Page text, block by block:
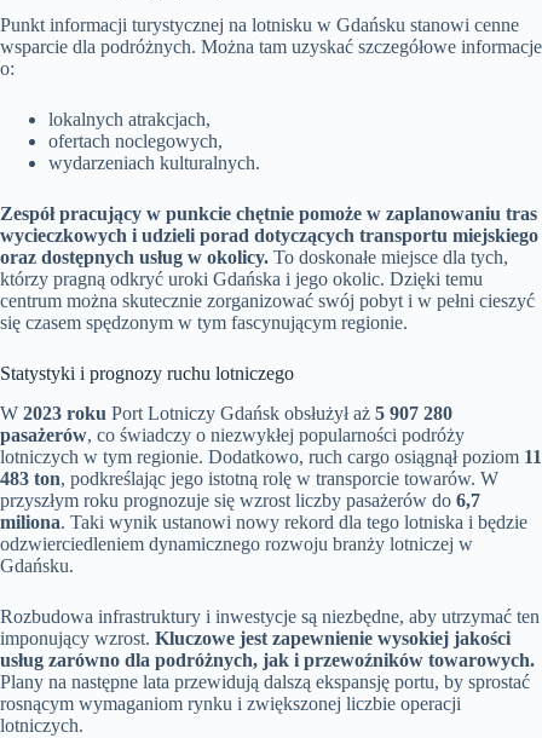
Punkt informacji turystycznej na lotnisku w Gdańsku stanowi cenne
wsparcie dla podróżnych. Można tam uzyskać szczegółowe informacje
o:
lokalnych atrakcjach,
ofertach noclegowych,
wydarzeniach kulturalnych.
Zespół pracujący w punkcie chętnie pomoże w zaplanowaniu tras
wycieczkowych i udzieli porad dotyczących transportu miejskiego
oraz dostępnych usług w okolicy. To doskonałe miejsce dla tych,
którzy pragną odkryć uroki Gdańska i jego okolic. Dzięki temu
centrum można skutecznie zorganizować swój pobyt i w pełni cieszyć
się czasem spędzonym w tym fascynującym regionie.
Statystyki i prognozy ruchu lotniczego
W 2023 roku Port Lotniczy Gdańsk obsłużył aż 5 907 280
pasażerów, co świadczy o niezwykłej popularności podróży
lotniczych w tym regionie. Dodatkowo, ruch cargo osiągnął poziom 11
483 ton, podkreślając jego istotną rolę w transporcie towarów. W
przyszłym roku prognozuje się wzrost liczby pasażerów do 6,7
miliona. Taki wynik ustanowi nowy rekord dla tego lotniska i będzie
odzwierciedleniem dynamicznego rozwoju branży lotniczej w
Gdańsku.
Rozbudowa infrastruktury i inwestycje są niezbędne, aby utrzymać ten
imponujący wzrost. Kluczowe jest zapewnienie wysokiej jakości
usług zarówno dla podróżnych, jak i przewoźników towarowych.
Plany na następne lata przewidują dalszą ekspansję portu, by sprostać
rosnącym wymaganiom rynku i zwiększonej liczbie operacji
lotniczych.